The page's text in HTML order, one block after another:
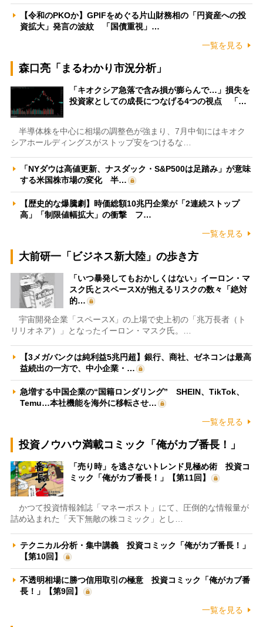
【令和のPKOか】GPIFをめぐる片山財務相の「円資産への投
資拡大」発言の波紋 「国債重視」…
一覧を見る
森口亮「まるわかり市況分析」
「キオクシア急落で含み損が膨らんで…」損失を
投資家としての成長につなげる4つの視点 「…
半導体株を中心に相場の調整色が強まり、7月中旬にはキオク
シアホールディングスがストップ安をつけるな…
「NYダウは高値更新、ナスダック・S&P500は足踏み」が意味
する米国株市場の変化 半…
【歴史的な爆騰劇】時価総額10兆円企業が「2連続ストップ
高」「制限値幅拡大」の衝撃 フ…
一覧を見る
大前研一「ビジネス新大陸」の歩き方
「いつ暴発してもおかしくはない」イーロン・マ
スク氏とスペースXが抱えるリスクの数々「絶対
的…
宇宙開発企業「スペースX」の上場で史上初の「兆万長者（ト
リリオネア）」となったイーロン・マスク氏。…
【3メガバンクは純利益5兆円超】銀行、商社、ゼネコンは最高
益続出の一方で、中小企業・…
急増する中国企業の“国籍ロンダリング” SHEIN、TikTok、
Temu…本社機能を海外に移転させ…
一覧を見る
投資ノウハウ満載コミック「俺がカブ番長！」
「売り時」を逃さないトレンド見極め術 投資コ
ミック「俺がカブ番長！」【第11回】
かつて投資情報雑誌「マネーポスト」にて、圧倒的な情報量が
詰め込まれた「天下無敵の株コミック」とし…
テクニカル分析・集中講義 投資コミック「俺がカブ番長！」
【第10回】
不透明相場に勝つ信用取引の極意 投資コミック「俺がカブ番
長！」【第9回】
一覧を見る